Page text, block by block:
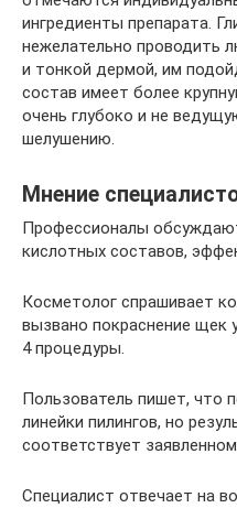
ингредиенты препарата.
нежелательно проводить
и тонкой дермой, им
состав имеет более
очень глубоко и не
шелушению.
Мнение
Профессионалы
кислотных составов,
Косметолог спрашивает
вызвано покраснение щек
4 процедуры.
Пользователь пишет, что
линейки пилингов, но
соответствует
Специалист отвечает на